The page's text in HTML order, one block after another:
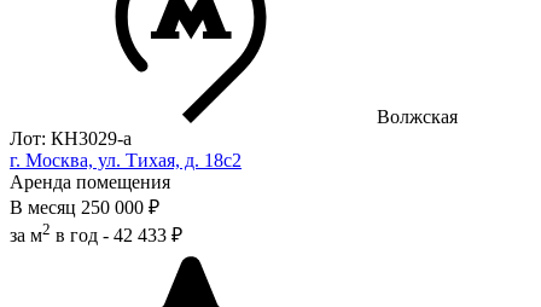
Волжская
Лот: КН3029-a
г. Москва, ул. Тихая, д. 18с2
Аренда помещения
В месяц 250 000 ₽
за м2 в год - 42 433 ₽